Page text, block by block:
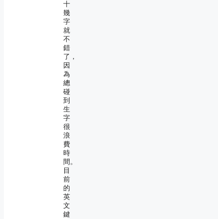
十
幾
字
就
不
錯
了，
因
為
總
碰
到
生
字
很
浪
費
時
間。
目
前
的
英
文
鍵